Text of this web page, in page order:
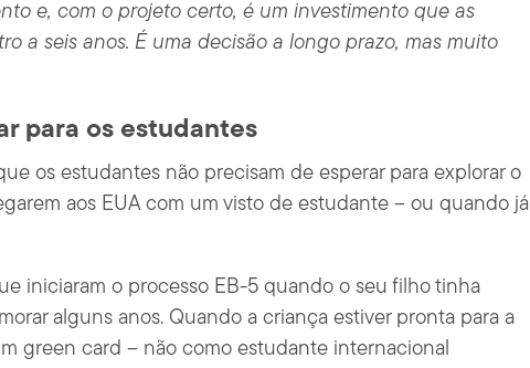
e, com o projeto certo, é um investimento que as
a seis anos. É uma decisão a longo prazo, mas muito
para os estudantes
os estudantes não precisam de esperar para explorar o
aos EUA com um visto de estudante – ou quando já
iniciaram o processo EB-5 quando o seu filho tinha
alguns anos. Quando a criança estiver pronta para a
green card – não como estudante internacional